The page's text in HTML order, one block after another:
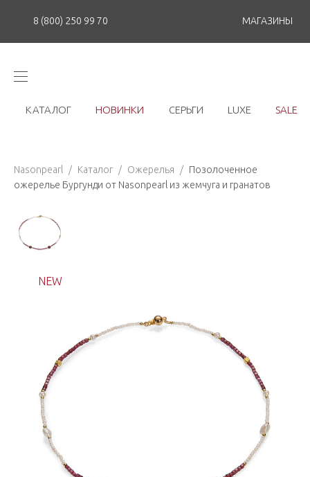
8 (800) 250 99 70 МАГАЗИНЫ
КАТАЛОГ НОВИНКИ СЕРЬГИ LUXE SALE
Nasonpearl / Каталог / Ожерелья / Позолоченное
ожерелье Бургунди от Nasonpearl из жемчуга и гранатов
NEW